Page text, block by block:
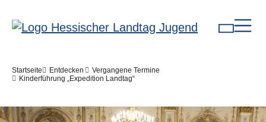
Pfadnavigation
Startseite Entdecken
Vergangene Termine
Kinderführung „Expedition Landtag“
Bilddatei